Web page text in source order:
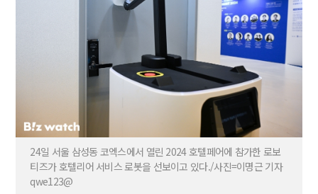
24일 서울 삼성동 코엑스에서 열린 2024 호텔페어에 참가한 로보
티즈가 호텔리어 서비스 로봇을 선보이고 있다./사진=이명근 기자
qwe123@